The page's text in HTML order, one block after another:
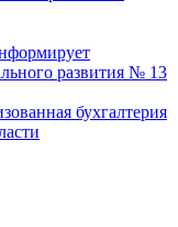
развития № 13
бухгалтерия